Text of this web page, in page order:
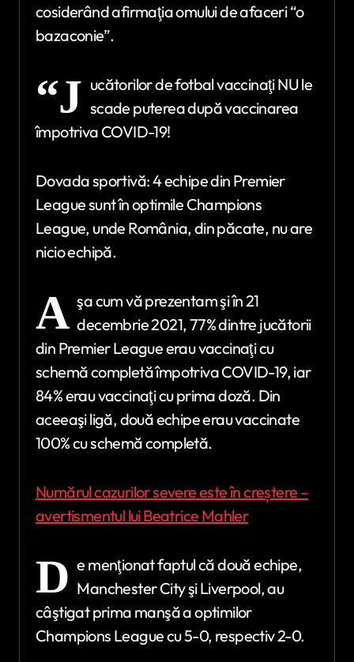
cosiderând afirmaţia omului de afaceri “o
bazaconie”.
“J ucătorilor de fotbal vaccinaţi NU le
scade puterea după vaccinarea
împotriva COVID-19!
Dovada sportivă: 4 echipe din Premier
League sunt în optimile Champions
League, unde România, din păcate, nu are
nicio echipă.
A şa cum vă prezentam şi în 21
decembrie 2021, 77% dintre jucătorii
din Premier League erau vaccinaţi cu
schemă completă împotriva COVID-19, iar
84% erau vaccinaţi cu prima doză. Din
aceeaşi ligă, două echipe erau vaccinate
100% cu schemă completă.
Numărul cazurilor severe este în creștere –
avertismentul lui Beatrice Mahler
D e menţionat faptul că două echipe,
Manchester City şi Liverpool, au
câştigat prima manşă a optimilor
Champions League cu 5-0, respectiv 2-0.